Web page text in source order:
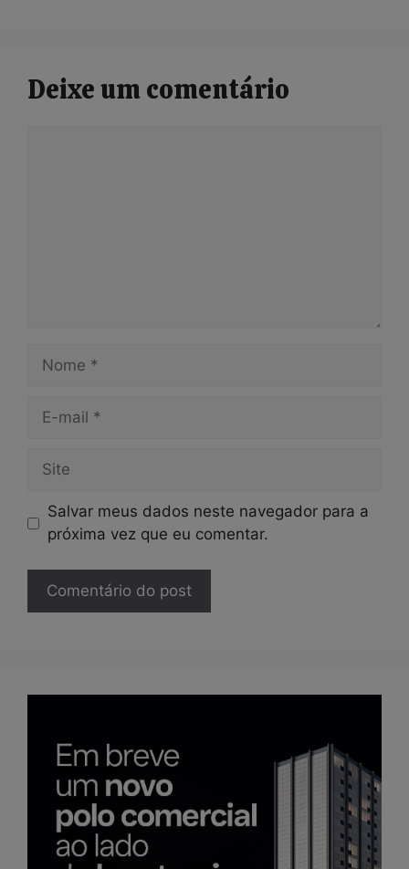
Deixe um comentário
Nome
Site
Salvar meus dados neste navegador para a
próxima vez que eu comentar.